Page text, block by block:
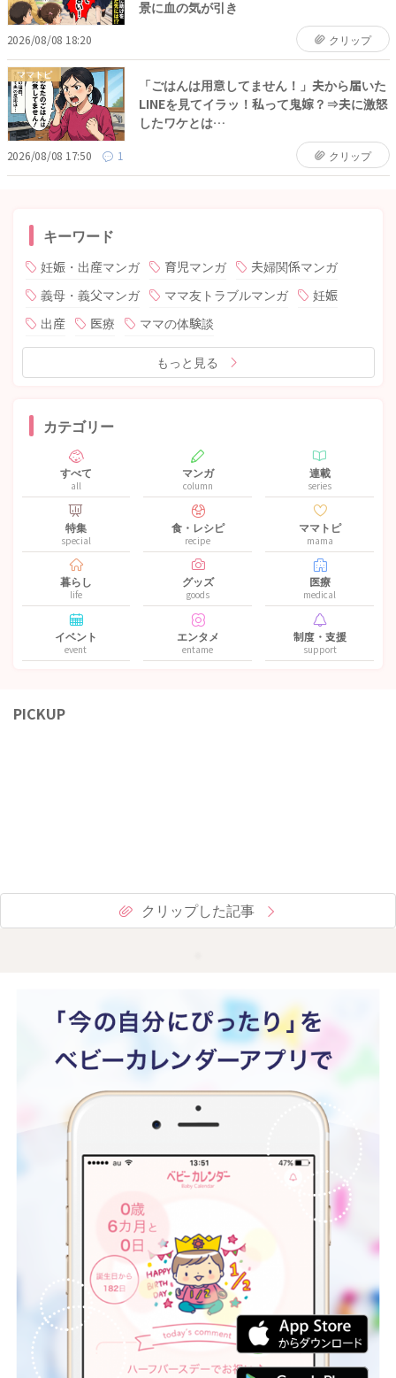
景に血の気が引き
2026/08/08 18:20 クリップ
ママトピ
「ごはんは用意してません！」夫から届いた
LINEを見てイラッ！私って鬼嫁？⇒夫に激怒
したワケとは…
2026/08/08 17:50 1 クリップ
キーワード
妊娠・出産マンガ 育児マンガ
夫婦関係マンガ
義母・義父マンガ
ママ友トラブルマンガ
妊娠
出産
医療 ママの体験談
もっと見る
カテゴリー
すべて
all
マンガ
column
連載
series
特集
special
食・レシピ
recipe
ママトピ
mama
暮らし
life
グッズ
goods
医療
medical
イベント
event
エンタメ
entame
制度・支援
support
PICKUP
クリップした記事